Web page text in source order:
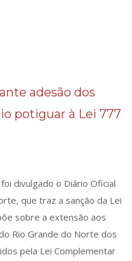
adesão dos
potiguar à Lei 777
divulgado o Diário Oficial
que traz a sanção da Lei
sobre a extensão aos
Rio Grande do Norte dos
pela Lei Complementar